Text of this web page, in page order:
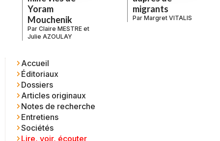
Yoram
Mouchenik
Par Claire MESTRE et
Julie AZOULAY
migrants
Par Margret VITALIS
Accueil
Éditoriaux
Dossiers
Articles originaux
Notes de recherche
Entretiens
Sociétés
Lire, voir, écouter